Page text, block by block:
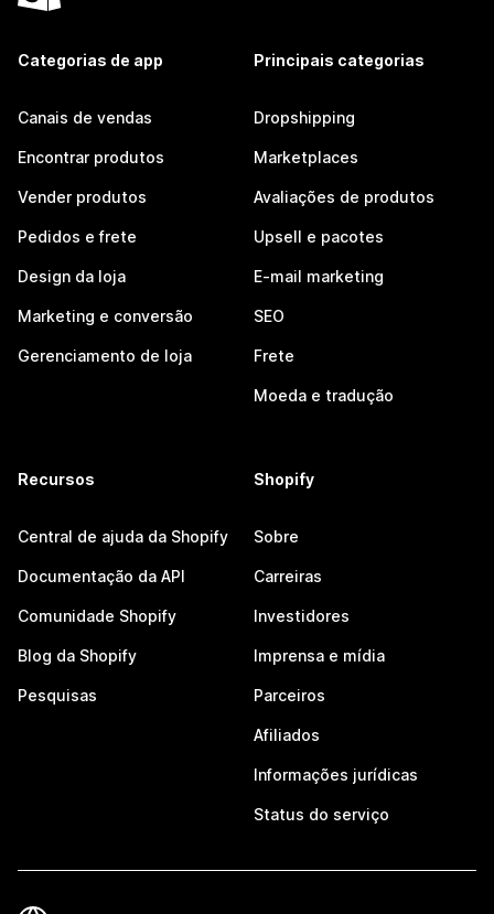
Categorias de app
Canais de vendas
Encontrar produtos
Vender produtos
Pedidos e frete
Design da loja
Marketing e conversão
Gerenciamento de loja
Principais categorias
Dropshipping
Marketplaces
Avaliações de produtos
Upsell e pacotes
E-mail marketing
SEO
Frete
Moeda e tradução
Recursos
Central de ajuda da Shopify
Documentação da API
Comunidade Shopify
Blog da Shopify
Pesquisas
Shopify
Sobre
Carreiras
Investidores
Imprensa e mídia
Parceiros
Afiliados
Informações jurídicas
Status do serviço